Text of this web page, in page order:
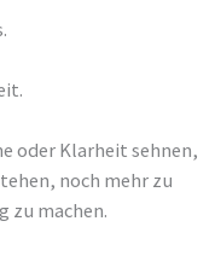
oder Klarheit sehnen,
noch mehr zu
zu machen.